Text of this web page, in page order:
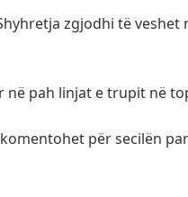
zgjodhi të
në pah linjat e trupit në
për secilën